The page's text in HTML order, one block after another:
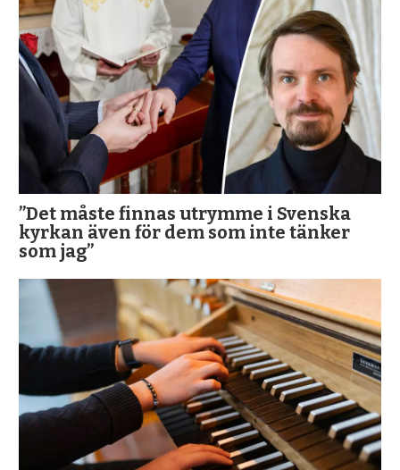
”Det måste finnas utrymme i Svenska
kyrkan även för dem som inte tänker
som jag”